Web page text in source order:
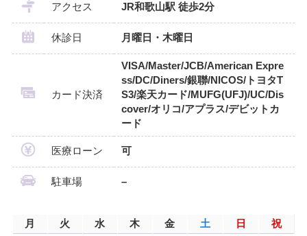
アクセス JR和歌山駅 徒歩2分
休診日 月曜日・木曜日
カード決済
VISA/Master/JCB/American Expre
ss/DC/Diners/銀聯/NICOS/トヨタT
S3/楽天カード/MUFG(UFJ)/UC/Dis
cover/オリコ/アプラス/デビットカ
ード
医療ローン 可
駐車場 –
月 火 水 木 金 土 日 祝